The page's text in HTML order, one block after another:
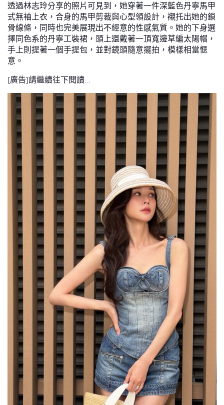
透過林志玲分享的照片可見到，她穿著一件深藍色丹寧馬甲
式無袖上衣，合身的馬甲剪裁與心型領設計，襯托出她的鎖
骨線條，同時也完美展現出不經意的性感氣質。她的下身選
擇同色系的丹寧工裝裙，頭上還戴著一頂寬邊草編太陽帽，
手上則提著一個手提包，並對鏡頭隨意擺拍，模樣相當愜
意。
[廣告]請繼續往下閱讀…